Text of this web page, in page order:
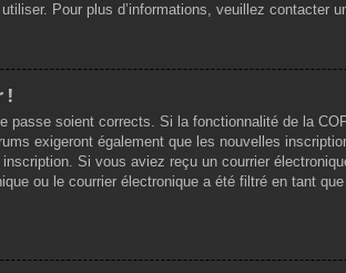
Pour plus d’informations, veuillez contacter
!
passe soient corrects. Si la fonctionnalité de la
exigeront également que les nouvelles
Si vous aviez reçu un courrier
ou le courrier électronique a été filtré en tant